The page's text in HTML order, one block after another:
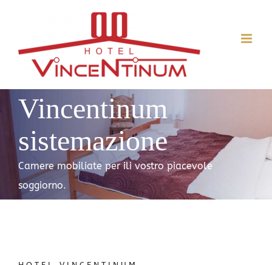
content
Vincentinum
sistemazione
Camere mobiliate per ili vostro piacevole
soggiorno.